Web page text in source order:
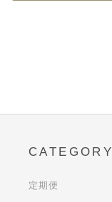
CATEGORY
定期便